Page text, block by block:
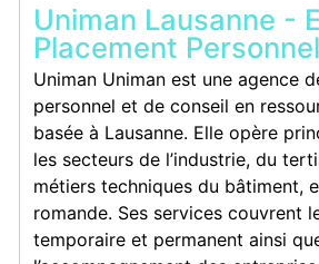
Uniman Lausanne -
Placement Personnel
Uniman Uniman est une agence
personnel et de conseil en
basée à Lausanne. Elle opère
les secteurs de l’industrie, du
métiers techniques du bâtiment,
romande. Ses services couvrent
temporaire et permanent ainsi